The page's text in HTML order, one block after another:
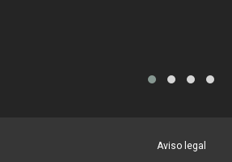
Aviso legal